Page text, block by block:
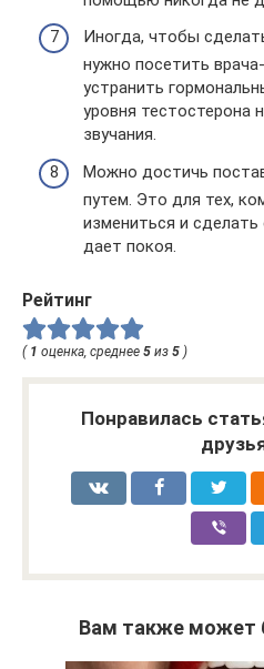
Иногда, чтобы
нужно посетить
устранить
уровня тестостерона
звучания.
Можно достичь
путем. Это для тех,
измениться и сделать
дает покоя.
Рейтинг
( 1 оценка, среднее 5 из 5 )
Понравилась
Вам также может